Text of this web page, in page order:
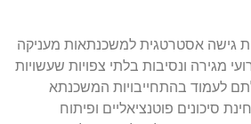
גישה אסטרטגית למשכנתאות מעניקה
מגירה ונסיבות בלתי צפויות שעשויות
לעמוד בהתחייבויות המשכנתא
סיכונים פוטנציאליים ופיתוח